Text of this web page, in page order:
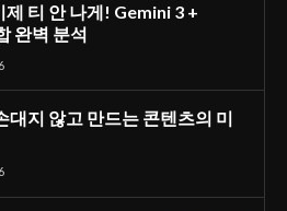
티 안 나게! Gemini 3 +
완벽 분석
대지 않고 만드는 콘텐츠의 미